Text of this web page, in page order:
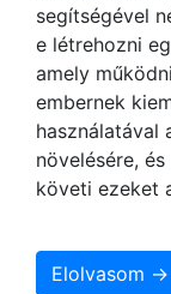
segítségével
e létrehozni
amely
embernek
használatával
növelésére,
követi ezeket
Elolvasom →